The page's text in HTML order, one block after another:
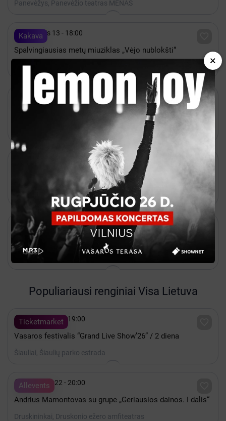
Panevėžys, Panevėžio teatras MENAS
Kakava
 Lapkritis 13 - 18:00
Spalvingiausias metų miuziklas „Vėjo nublokšti“
Panevėžys, Panevėžio kultūros centras
Kakava 
Rugsėjis 01 - Birželis 30
„Lietkabelis“ 2026–2027 m. sezono narystė
JMDT | SALA, KURIOS NĖRA rež. Aleksandr Špilevoj
Panevėžys, Juozo Miltinio dramos teatras
Kakava 
 Lapkritis 27 - 18:00
PMT | Šventinis koncertas MEILĖS DUETAI
Panevėžys, Panevėžio muzikinis teatras
Populiariausi renginiai Visa Lietuva
Ticketmarket
 Rugpjūtis 08 - 19:00
Vasaros festivalis “Grand Live Show’26” / 2 diena
Šiauliai, Šiaulių parko estrada
Allevents
 Rugpjūtis 22 - 20:00
Andrius Mamontovas su grupe „Geriausios dainos. I dalis“
Druskininkai, Druskonio ežero amfiteatras
×